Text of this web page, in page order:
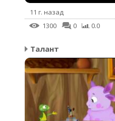
11 г. назад
1300
0 0.0
Талант